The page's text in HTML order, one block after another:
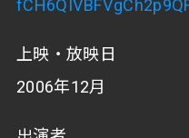
上映・放映日
2006年12月